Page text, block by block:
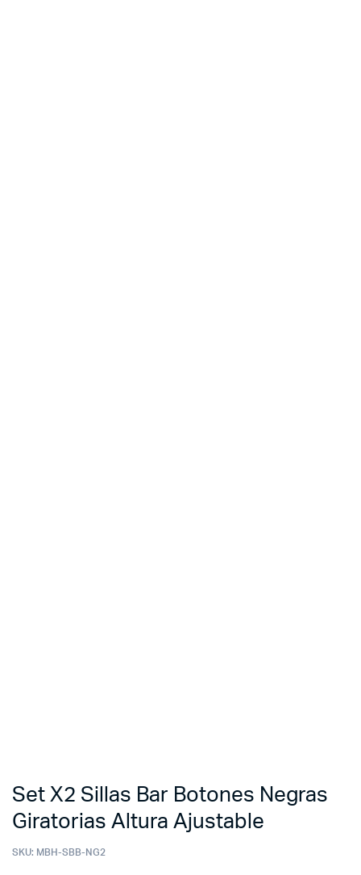
Set X2 Sillas Bar Botones Negras
Giratorias Altura Ajustable
SKU: MBH-SBB-NG2